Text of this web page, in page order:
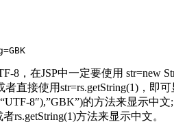
在JSP中一定要使用 str=new
直接使用str=rs.getString(1)，即可
8″),”GBK”)的方法来显示中文;
rs.getString(1)方法来显示中文。